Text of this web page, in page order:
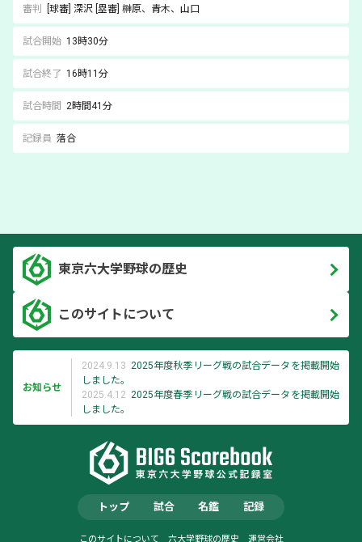
審判 [球審] 深沢 [塁審] 榊原、青木、山口
試合開始 13時30分
試合終了 16時11分
試合時間 2時間41分
記録員 落合
東京六大学野球の歴史
このサイトについて
お知らせ
2024.9.13 2025年度秋季リーグ戦の試合データを掲載開始
しました。
2025.4.12 2025年度春季リーグ戦の試合データを掲載開始
しました。
トップ 試合 名鑑 記録
このサイトについて 六大学野球の歴史 運営会社